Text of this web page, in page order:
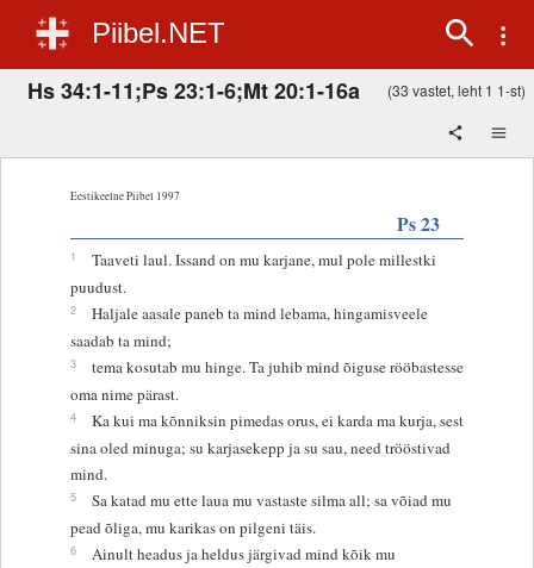
Piibel.NET
Hs 34:1-11;Ps 23:1-6;Mt 20:1-16a (33 vastet, leht 1 1-st)
Eestikeelne Piibel 1997
Ps 23
1
Taaveti laul. Issand on mu karjane, mul pole millestki
puudust.
2
Haljale aasale paneb ta mind lebama, hingamisveele
saadab ta mind;
3
tema kosutab mu hinge. Ta juhib mind õiguse rööbastesse
oma nime pärast.
4
Ka kui ma kõnniksin pimedas orus, ei karda ma kurja, sest
sina oled minuga; su karjasekepp ja su sau, need trööstivad
mind.
5
Sa katad mu ette laua mu vastaste silma all; sa võiad mu
pead õliga, mu karikas on pilgeni täis.
6
Ainult headus ja heldus järgivad mind kõik mu